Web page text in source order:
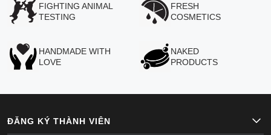
FIGHTING ANIMAL
TESTING
FRESH
COSMETICS
HANDMADE WITH
LOVE
NAKED
PRODUCTS
ĐĂNG KÝ THÀNH VIÊN